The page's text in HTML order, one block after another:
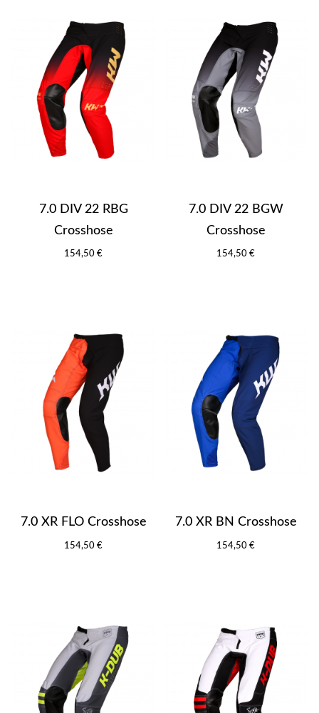
7.0 DIV 22 RBG
Crosshose
154,50 €
7.0 DIV 22 BGW
Crosshose
154,50 €
7.0 XR FLO Crosshose
154,50 €
7.0 XR BN Crosshose
154,50 €